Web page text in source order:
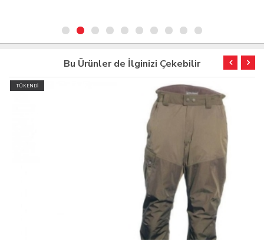
Bu Ürünler de İlginizi Çekebilir
TÜKENDİ